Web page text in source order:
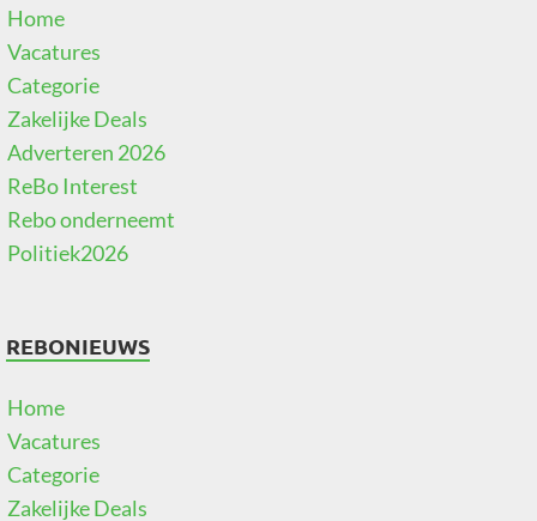
Home
Vacatures
Categorie
Zakelijke Deals
Adverteren 2026
ReBo Interest
Rebo onderneemt
Politiek2026
REBONIEUWS
Home
Vacatures
Categorie
Zakelijke Deals